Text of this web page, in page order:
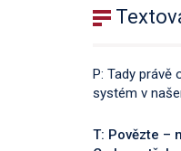
P: Tady právě
systém v
T: Povězte –